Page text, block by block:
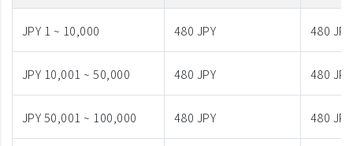
JPY 1 ~ 10,000 480 JPY 480 JPY
JPY 10,001 ~ 50,000 480 JPY 480 JPY
JPY 50,001 ~ 100,000 480 JPY 480 JPY